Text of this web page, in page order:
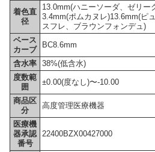
着色直
径
13.0mm(ハニーソーダ、ゼリー
3.4mm(ポムカヌレ)13.6mm(ピ
スフレ、ブラウンフォンデュ)
ベース
カーブ
BC8.6mm
含水率 38%(低含水)
度数範
囲
±0.00(度なし)〜-10.00
商品区
分
高度管理医療機器
医療機
器承認
番号
22400BZX00427000